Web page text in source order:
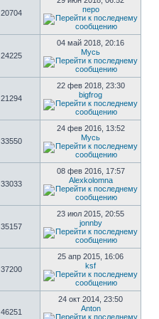
20704
перо
24225
04 май 2018, 20:16
Мусь
21294
22 фев 2018, 23:30
bigfrog
33550
24 фев 2016, 13:52
Мусь
33033
08 фев 2016, 17:57
Alexkolomna
35157
23 июл 2015, 20:55
jonnby
37200
25 апр 2015, 16:06
ksf
46251
24 окт 2014, 23:50
Anton